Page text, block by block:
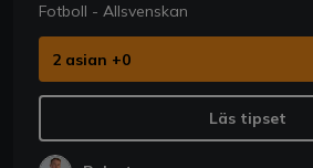
Fotboll - Allsvenskan
2 asian +0
Läs tipset